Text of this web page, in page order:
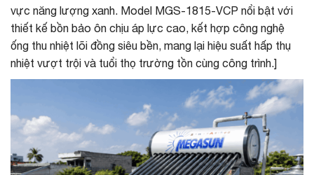
vực năng lượng xanh. Model MGS-1815-VCP nổi bật với
thiết kế bồn bảo ôn chịu áp lực cao, kết hợp công nghệ
ống thu nhiệt lõi đồng siêu bền, mang lại hiệu suất hấp thụ
nhiệt vượt trội và tuổi thọ trường tồn cùng công trình.]